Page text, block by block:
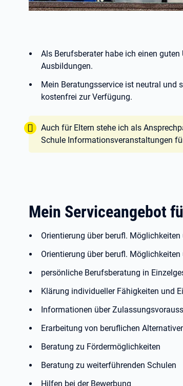
Als Berufsberater habe ich einen
Ausbildungen.
Mein Beratungsservice ist neutral und
kostenfrei zur Verfügung.
Tipp:
Auch für Eltern stehe ich als
Schule Informationsveranstaltungen
Mein Serviceangebot
Orientierung über berufl.
Orientierung über berufl.
persönliche Berufsberatung in
Klärung individueller Fähigkeiten und
Informationen über
Erarbeitung von beruflichen
Beratung zu Fördermöglichkeiten
Beratung zu weiterführenden Schulen
Hilfen bei der Bewerbung